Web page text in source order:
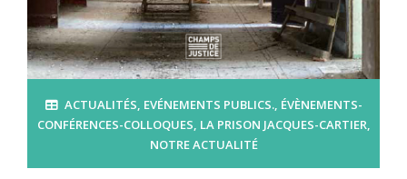
ACTUALITÉS, EVÉNEMENTS PUBLICS., ÉVÈNEMENTS-
CONFÉRENCES-COLLOQUES, LA PRISON JACQUES-CARTIER,
NOTRE ACTUALITÉ